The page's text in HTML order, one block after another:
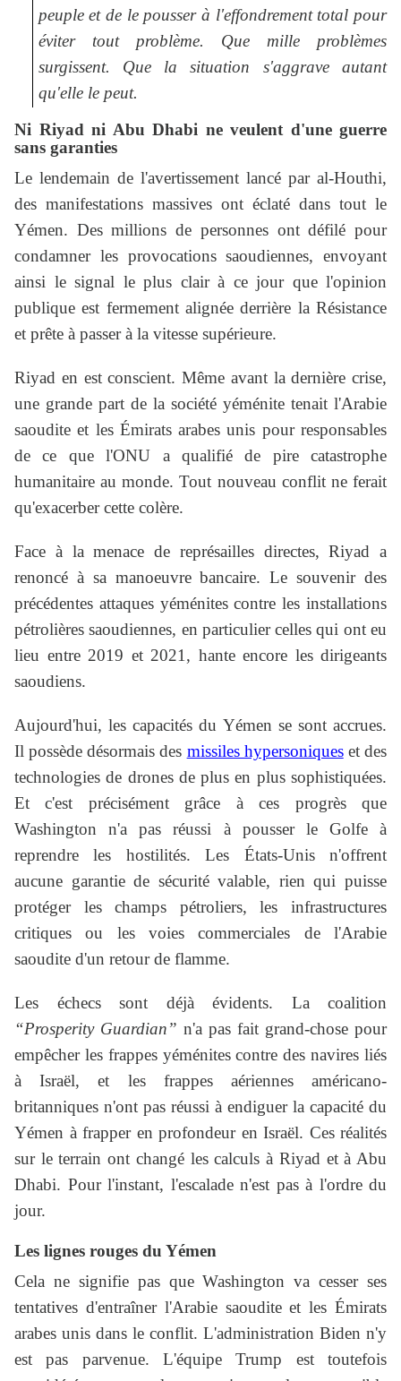
peuple et de le pousser à l'effondrement total pour
éviter tout problème. Que mille problèmes
surgissent. Que la situation s'aggrave autant
qu'elle le peut.
Ni Riyad ni Abu Dhabi ne veulent d'une guerre
sans garanties
Le lendemain de l'avertissement lancé par al-Houthi,
des manifestations massives ont éclaté dans tout le
Yémen. Des millions de personnes ont défilé pour
condamner les provocations saoudiennes, envoyant
ainsi le signal le plus clair à ce jour que l'opinion
publique est fermement alignée derrière la Résistance
et prête à passer à la vitesse supérieure.
Riyad en est conscient. Même avant la dernière crise,
une grande part de la société yéménite tenait l'Arabie
saoudite et les Émirats arabes unis pour responsables
de ce que l'ONU a qualifié de pire catastrophe
humanitaire au monde. Tout nouveau conflit ne ferait
qu'exacerber cette colère.
Face à la menace de représailles directes, Riyad a
renoncé à sa manoeuvre bancaire. Le souvenir des
précédentes attaques yéménites contre les installations
pétrolières saoudiennes, en particulier celles qui ont eu
lieu entre 2019 et 2021, hante encore les dirigeants
saoudiens.
Aujourd'hui, les capacités du Yémen se sont accrues.
Il possède désormais des missiles hypersoniqueset des
technologies de drones de plus en plus sophistiquées.
Et c'est précisément grâce à ces progrès que
Washington n'a pas réussi à pousser le Golfe à
reprendre les hostilités. Les États-Unis n'offrent
aucune garantie de sécurité valable, rien qui puisse
protéger les champs pétroliers, les infrastructures
critiques ou les voies commerciales de l'Arabie
saoudite d'un retour de flamme.
Les échecs sont déjà évidents. La coalition
“Prosperity Guardian” n'a pas fait grand-chose pour
empêcher les frappes yéménites contre des navires liés
à Israël, et les frappes aériennes américano-
britanniques n'ont pas réussi à endiguer la capacité du
Yémen à frapper en profondeur en Israël. Ces réalités
sur le terrain ont changé les calculs à Riyad et à Abu
Dhabi. Pour l'instant, l'escalade n'est pas à l'ordre du
jour.
Les lignes rouges du Yémen
Cela ne signifie pas que Washington va cesser ses
tentatives d'entraîner l'Arabie saoudite et les Émirats
arabes unis dans le conflit. L'administration Biden n'y
est pas parvenue. L'équipe Trump est toutefois